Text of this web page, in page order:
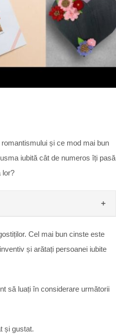
și ce mod mai bun
iubită cât de numeros îți pasă
lor?
Cel mai bun cinste este
și arătați persoanei iubite
să luați în considerare următorii
și gustat.